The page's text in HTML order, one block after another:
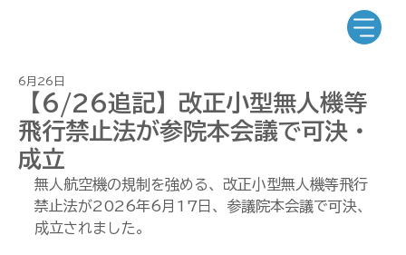
【6/26追記】改正小型無人機等
飛行禁止法が参院本会議で可決・
成立
6月26日
無人航空機の規制を強める、改正小型無人機等飛行
禁止法が2026年6月17日、参議院本会議で可決、
成立されました。